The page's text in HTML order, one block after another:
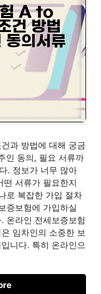
과 방법에 대해 궁금
인 동의, 필요 서류까
. 정보가 너무 많아
떤 서류가 필요한지
로 복잡한 가입 절차
증보험에 가입하실
온라인 전세보증보험
임차인의 소중한 보
니다. 특히 온라인으